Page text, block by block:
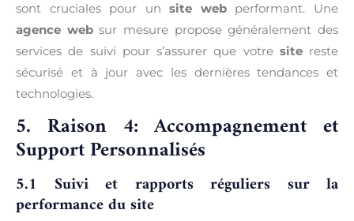
sont cruciales pour unsite webperformant. Une
agence websur mesure propose généralement des
services de suivi pour s’assurer que votre sitereste
sécurisé et à jour avec les dernières tendances et
technologies.
5. Raison 4: Accompagnement et
Support Personnalisés
5.1 Suivi et rapports réguliers sur la
performance du site